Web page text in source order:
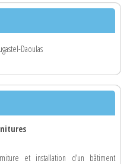
Daoulas
et installation d’un bâtiment